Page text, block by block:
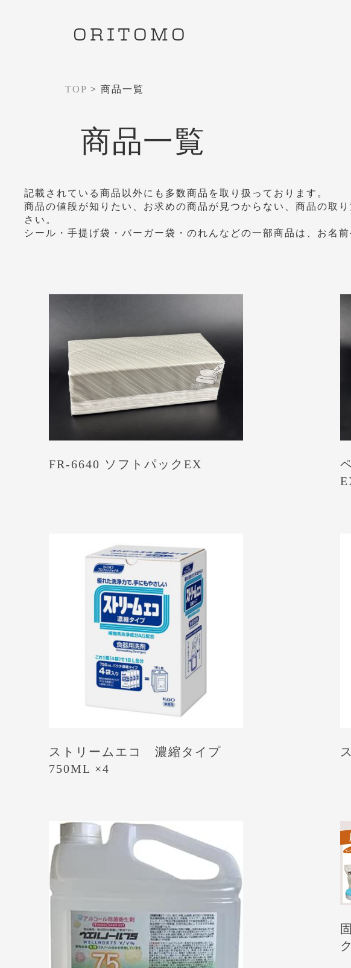
ORITOMO
TOP > 商品一覧
商品一覧
記載されている商品以外にも多数商品を取り扱っております。
商品の値段が知りたい、お求めの商品が見つからない、商品の取
さい。
シール・手提げ袋・バーガー袋・のれんなどの一部商品は、お名
FR-6640 ソフトパックEX
ストリームエコ 濃縮タイプ
750ML ×4